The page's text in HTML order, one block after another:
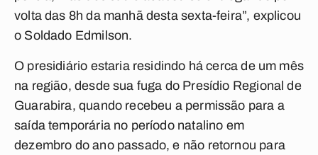
volta das 8h da manhã desta sexta-feira”, explicou
o Soldado Edmilson.
O presidiário estaria residindo há cerca de um mês
na região, desde sua fuga do Presídio Regional de
Guarabira, quando recebeu a permissão para a
saída temporária no período natalino em
dezembro do ano passado, e não retornou para